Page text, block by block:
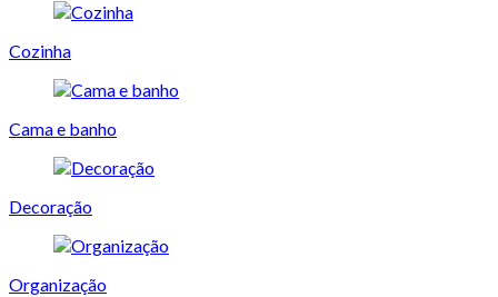
Cozinha
Cama e banho
Decoração
Organização